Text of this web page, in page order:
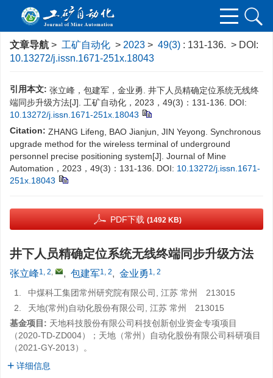
文章导航 > 工矿自动化 > 2023 > 49(3) : 131-136. > DOI:
10.13272/j.issn.1671-251x.18043
引用本文: 张立峰，包建军，金业勇. 井下人员精确定位系统无线终
端同步升级方法[J]. 工矿自动化，2023，49(3)：131-136.
DOI:
10.13272/j.issn.1671-251x.18043
Citation: ZHANG Lifeng, BAO Jianjun, JIN Yeyong. Synchronous
upgrade method for the wireless terminal of underground
personnel precise positioning system[J]. Journal of Mine
Automation，2023，49(3)：131-136.
DOI: 10.13272/j.issn.1671-
251x.18043
PDF下载 (1492 KB)
井下人员精确定位系统无线终端同步升级方法
张立峰1, 2, , 包建军1, 2, 金业勇 1, 2
1.
中煤科工集团常州研究院有限公司, 江苏 常州 213015
2.
天地(常州)自动化股份有限公司, 江苏 常州 213015
基金项目: 天地科技股份有限公司科技创新创业资金专项项目
（2020-TD-ZD004）；天地（常州）自动化股份有限公司科研项目
（2021-GY-2013）。
详细信息